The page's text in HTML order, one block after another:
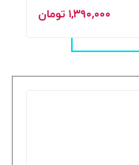
۱,۳۹۰,۰۰۰ تومان